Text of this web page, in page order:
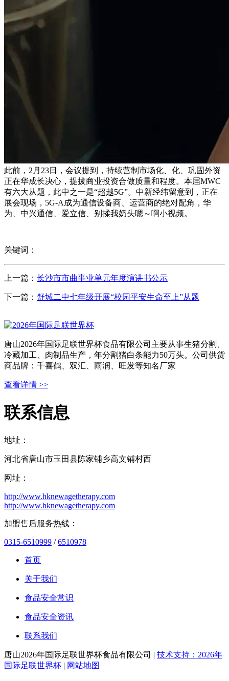
此前，2月23日，会议提到，持续营制市场化、化、巩固外资
正在华成长决心，提拔商业投资合做质量和程度。本届MWC
有六大从题，此中之一是“超越5G”。中新经纬留意到，正在
展会现场，5G-A成为通信设备商、运营商的绝对配角，华
为、中兴通信、爱立信、别揉我奶头嗯～啊小视频。
关键词：
上一篇： 长沙市市曲事业单元年度演讲书公示
下一篇： 舒城二中七年级开展“校园平安生命至上”从题
唐山2026年国际足联世界杯食品有限公司主要从事生猪分割、
冷藏加工、肉制品生产，年分割猪白条能力50万头。公司供货
商品牌：千喜鹤、双汇、雨润、旺发等知名厂家
查看详情 >>
联系信息
地址：
河北省唐山市玉田县陈家铺乡高文铺村西
网址：
http://www.hknewagetherapy.com
http://www.hknewagetherapy.com
加盟售后服务热线：
0315-6510999 /6510978
首页
关于我们
食品安全常识
食品安全资讯
联系我们
唐山2026年国际足联世界杯食品有限公司 | 技术支持：2026年
国际足联世界杯 | 网站地图